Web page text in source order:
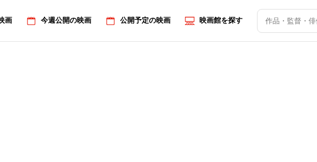
画 今週公開の映画 公開予定の映画 映画館を探す